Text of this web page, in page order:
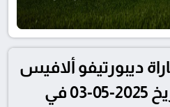
ديبورتيفو ألافيس
و أتليتكو مدريد بتاريخ 2025-05-03 في